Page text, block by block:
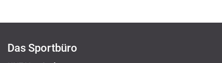
Das Sportbüro